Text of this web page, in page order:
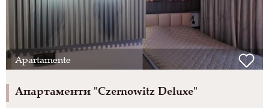
Apartamente
Апартаменти "Czernowitz Deluxe"